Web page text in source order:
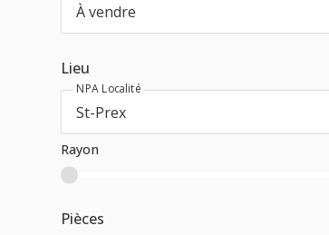
À vendre
Lieu
NPA Localité
Rayon
Pièces